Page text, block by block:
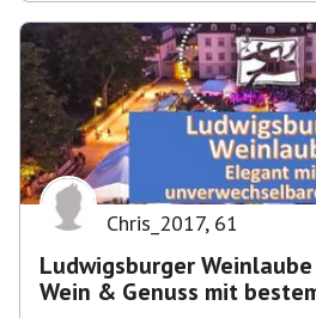
Chris_2017, 61
Ludwigsburger Weinlaube
Wein & Genuss mit